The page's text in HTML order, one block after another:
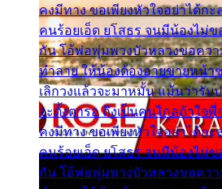
คงมีทาง ขอเพียงหัวใจอย่าได้ก
คนร้อยเอ็ด ยโสธร จนมีน้องไม่
กัน โอ้พ่อพุ่มพวงบัวหลวงขอควา
ทำลาย ให้น้องต้องอายขายหน้
เลิกวงแล้วจะมาหมั้น แม้นว่ารับ
จะตั้งตารอ ถึงเป็นคนไกลถ้าใจ
คงมีทาง ขอเพียงหัวใจอย่าได้ก
คนร้อยเอ็ด ยโสธร จนมีน้องไม่
กัน โอ้พ่อพุ่มพวงบัวหลวงขอควา